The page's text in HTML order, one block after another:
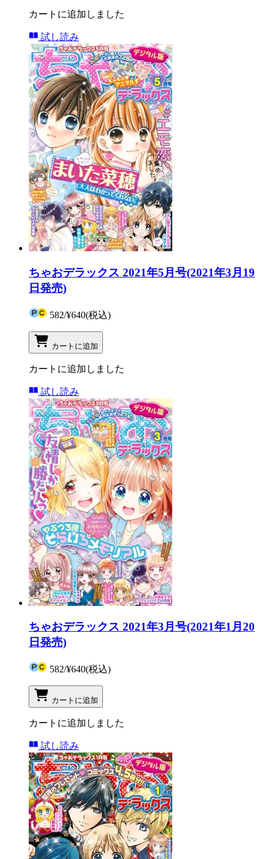
カートに追加しました
試し読み
ちゃおデラックス 2021年5月号(2021年3月19
日発売)
582/¥640(税込)
カートに追加
カートに追加しました
試し読み
ちゃおデラックス 2021年3月号(2021年1月20
日発売)
582/¥640(税込)
カートに追加
カートに追加しました
試し読み